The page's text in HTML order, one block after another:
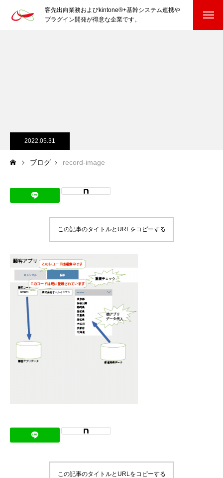
客先出向業務およびkintone®+基幹システム連携や
プラグイン開発が得意な企業です。
PluginAdaptiX Service Guide
HP/EC/Design/Logo
制作実績
COMPANY 会社を知る
会社概要
会社沿革
会社案内
BUSINESS
わたしたちの仕事
お知らせ
2022.05.31
ブログ record-image
この記事のタイトルとURLをコピーする
この記事のタイトルとURLをコピーする